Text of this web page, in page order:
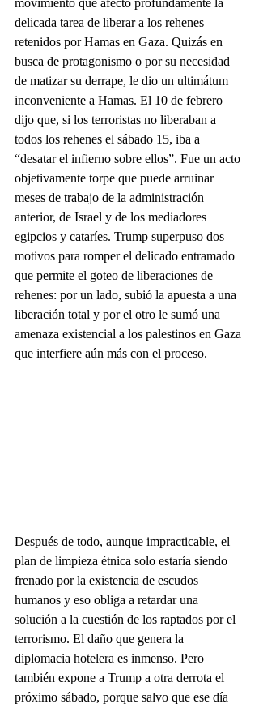
movimiento que afectó profundamente la
delicada tarea de liberar a los rehenes
retenidos por Hamas en Gaza. Quizás en
busca de protagonismo o por su necesidad
de matizar su derrape, le dio un ultimátum
inconveniente a Hamas. El 10 de febrero
dijo que, si los terroristas no liberaban a
todos los rehenes el sábado 15, iba a
“desatar el infierno sobre ellos”. Fue un acto
objetivamente torpe que puede arruinar
meses de trabajo de la administración
anterior, de Israel y de los mediadores
egipcios y cataríes. Trump superpuso dos
motivos para romper el delicado entramado
que permite el goteo de liberaciones de
rehenes: por un lado, subió la apuesta a una
liberación total y por el otro le sumó una
amenaza existencial a los palestinos en Gaza
que interfiere aún más con el proceso.
Después de todo, aunque impracticable, el
plan de limpieza étnica solo estaría siendo
frenado por la existencia de escudos
humanos y eso obliga a retardar una
solución a la cuestión de los raptados por el
terrorismo. El daño que genera la
diplomacia hotelera es inmenso. Pero
también expone a Trump a otra derrota el
próximo sábado, porque salvo que ese día